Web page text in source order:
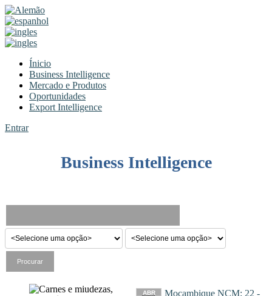
Ínicio
Business Intelligence
Mercado e Produtos
Oportunidades
Export Intelligence
Entrar
Business Intelligence
ABR
Moçambique NCM: 22 -